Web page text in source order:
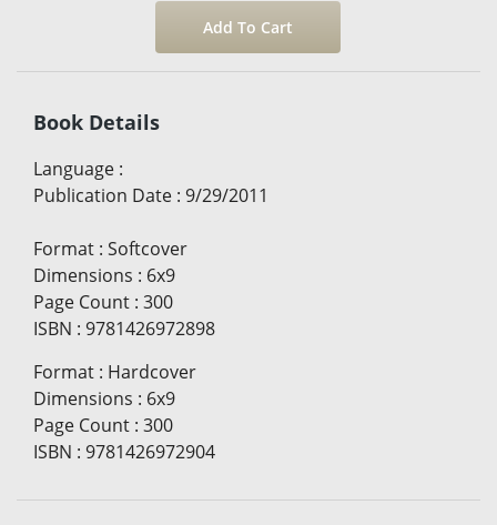
Book Details
Language :
Publication Date : 9/29/2011
Format : Softcover
Dimensions : 6x9
Page Count : 300
ISBN : 9781426972898
Format : Hardcover
Dimensions : 6x9
Page Count : 300
ISBN : 9781426972904